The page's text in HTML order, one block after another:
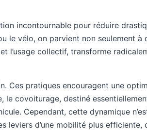
incontournable pour réduire
le vélo, on parvient non seulement à
l’usage collectif, transforme
Ces pratiques encouragent une
covoiturage, destiné
Cependant, cette dynamique
leviers d’une mobilité plus